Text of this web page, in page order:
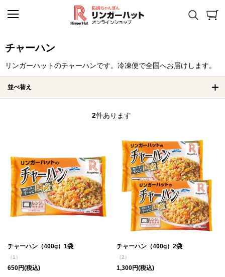
チャーハン
リンガーハットのチャーハンです。冷凍便で全国へお届けします。
並べ替え
2件あります
チャーハン（400g）1袋
（1）
650円(税込)
チャーハン（400g）2袋
（2）
1,300円(税込)